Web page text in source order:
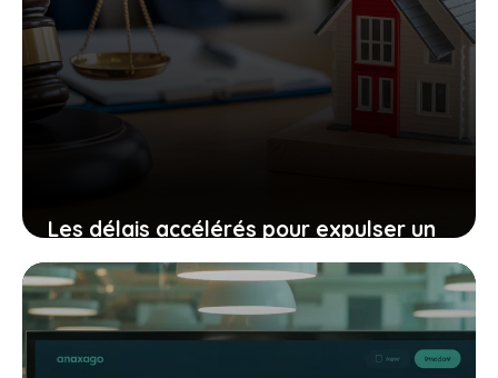
Les délais accélérés pour expulser un
squatteur avec la loi anti squat 2025 :
ce que vous devez savoir
26 octobre 2025